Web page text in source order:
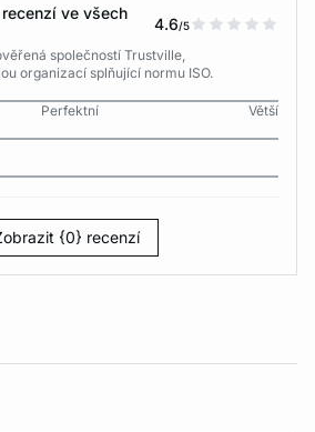
ve všech
4.6/5
společností Trustville,
organizací splňující normu ISO.
Perfektní
Větší
{0} recenzí